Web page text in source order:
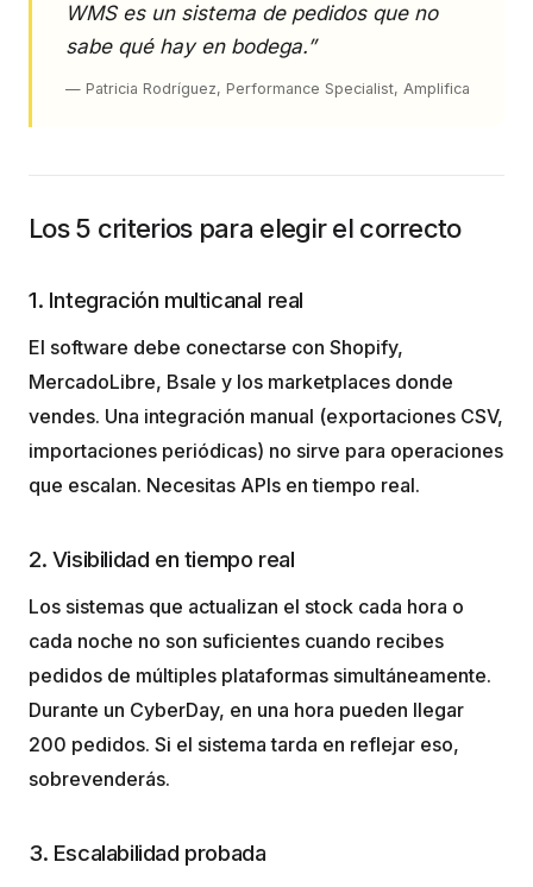
WMS es un sistema de pedidos que no
sabe qué hay en bodega.”
— Patricia Rodríguez, Performance Specialist, Amplifica
Los 5 criterios para elegir el correcto
1. Integración multicanal real
El software debe conectarse con Shopify,
MercadoLibre, Bsale y los marketplaces donde
vendes. Una integración manual (exportaciones CSV,
importaciones periódicas) no sirve para operaciones
que escalan. Necesitas APIs en tiempo real.
2. Visibilidad en tiempo real
Los sistemas que actualizan el stock cada hora o
cada noche no son suficientes cuando recibes
pedidos de múltiples plataformas simultáneamente.
Durante un CyberDay, en una hora pueden llegar
200 pedidos. Si el sistema tarda en reflejar eso,
sobrevenderás.
3. Escalabilidad probada